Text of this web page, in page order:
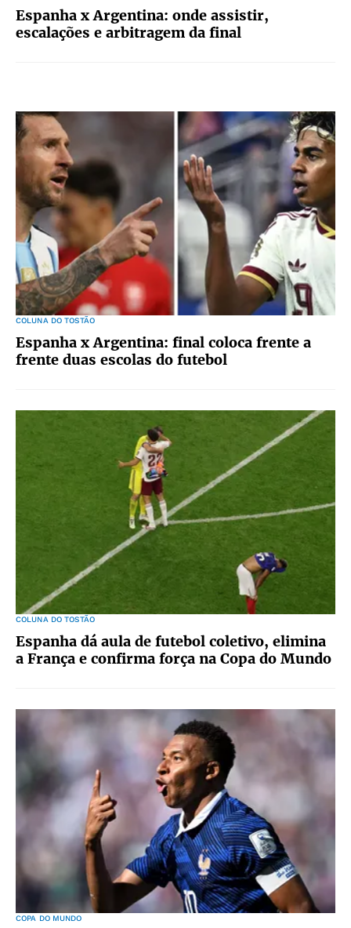
Espanha x Argentina: onde assistir,
escalações e arbitragem da final
COLUNA DO TOSTÃO
Espanha x Argentina: final coloca frente a
frente duas escolas do futebol
COLUNA DO TOSTÃO
Espanha dá aula de futebol coletivo, elimina
a França e confirma força na Copa do Mundo
COPA DO MUNDO